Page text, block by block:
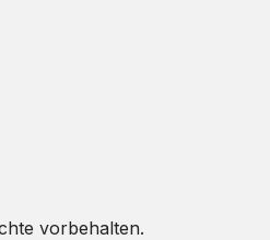
vorbehalten.